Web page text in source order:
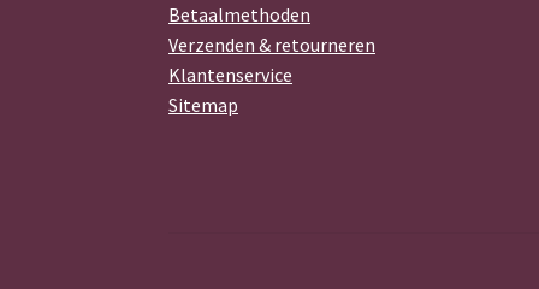
Betaalmethoden
Verzenden & retourneren
Klantenservice
Sitemap